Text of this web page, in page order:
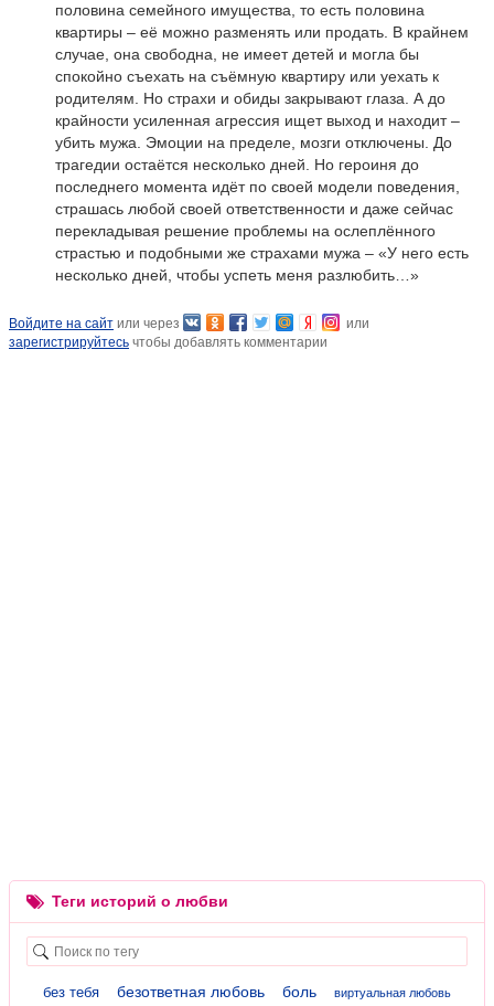
половина семейного имущества, то есть половина
квартиры – её можно разменять или продать. В крайнем
случае, она свободна, не имеет детей и могла бы
спокойно съехать на съёмную квартиру или уехать к
родителям. Но страхи и обиды закрывают глаза. А до
крайности усиленная агрессия ищет выход и находит –
убить мужа. Эмоции на пределе, мозги отключены. До
трагедии остаётся несколько дней. Но героиня до
последнего момента идёт по своей модели поведения,
страшась любой своей ответственности и даже сейчас
перекладывая решение проблемы на ослеплённого
страстью и подобными же страхами мужа – «У него есть
несколько дней, чтобы успеть меня разлюбить…»
Войдите на сайт или через
или
зарегистрируйтесь чтобы добавлять комментарии
Теги историй о любви
без тебя безответная любовь боль виртуальная любовь